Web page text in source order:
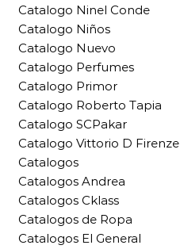
Catalogo Ninel Conde
Catalogo Niños
Catalogo Nuevo
Catalogo Perfumes
Catalogo Primor
Catalogo Roberto Tapia
Catalogo SCPakar
Catalogo Vittorio D Firenze
Catalogos
Catalogos Andrea
Catalogos Cklass
Catalogos de Ropa
Catalogos El General